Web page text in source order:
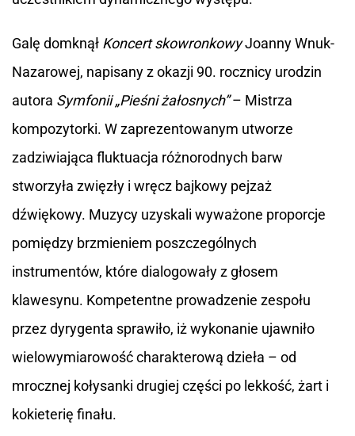
Galę domknął Koncert skowronkowyJoanny Wnuk-
Nazarowej, napisany z okazji 90. rocznicy urodzin
autora Symfonii „Pieśni żałosnych”– Mistrza
kompozytorki. W zaprezentowanym utworze
zadziwiająca fluktuacja różnorodnych barw
stworzyła zwięzły i wręcz bajkowy pejzaż
dźwiękowy. Muzycy uzyskali wyważone proporcje
pomiędzy brzmieniem poszczególnych
instrumentów, które dialogowały z głosem
klawesynu. Kompetentne prowadzenie zespołu
przez dyrygenta sprawiło, iż wykonanie ujawniło
wielowymiarowość charakterową dzieła – od
mrocznej kołysanki drugiej części po lekkość, żart i
kokieterię finału.